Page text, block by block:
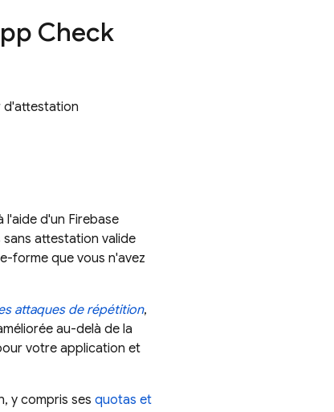
Check
d'attestation
l'aide d'un Firebase
attestation valide
forme que vous n'avez
attaques de répétition,
au-delà de la
votre application et
y compris ses quotas et